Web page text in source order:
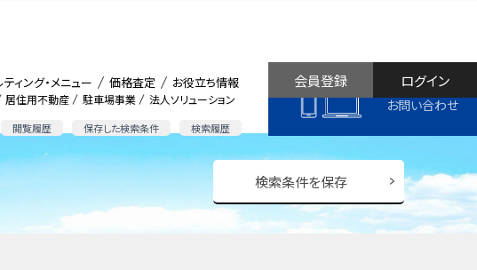
居住用不動産 駐車場事業 法人ソリューション
閲覧履歴 保存した検索条件 検索履歴
ィング・メニュー 価格査定 お役立ち情報
お問い合わせ
ログイン
会員登録
検索条件を保存